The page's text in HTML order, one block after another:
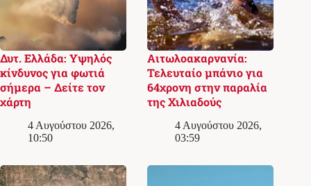
Δυτ. Ελλάδα: Υψηλός
κίνδυνος για φωτιά
σήμερα – Δείτε τον
χάρτη
4 Αυγούστου 2026,
10:50
Αιτωλοακαρνανία:
Τελευταίο μπάνιο για
64χρονη στην παραλία
της Χιλιαδούς
4 Αυγούστου 2026,
03:59